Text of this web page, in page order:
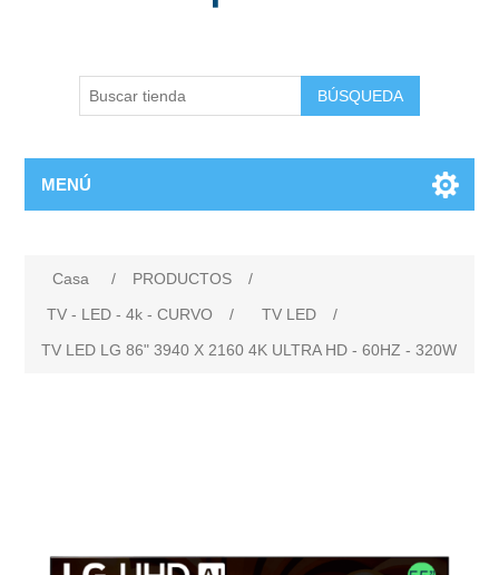
BÚSQUEDA
MENÚ
Casa / PRODUCTOS
/
TV - LED - 4k - CURVO
/ TV LED
/
TV LED LG 86" 3940 X 2160 4K ULTRA HD - 60HZ - 320W